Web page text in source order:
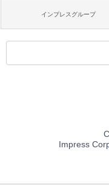
インプレスグループ
Impress